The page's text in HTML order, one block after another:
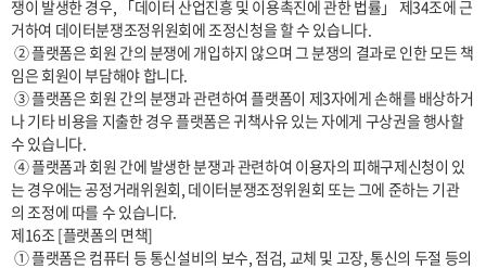
쟁이 발생한 경우, 「데이터 산업진흥 및 이용촉진에 관한 법률」 제34조에 근
거하여 데이터분쟁조정위원회에 조정신청을 할 수 있습니다.
임은 회원이 부담해야 합니다.
나 기타 비용을 지출한 경우 플랫폼은 귀책사유 있는 자에게 구상권을 행사할
수 있습니다.
는 경우에는 공정거래위원회, 데이터분쟁조정위원회 또는 그에 준하는 기관
의 조정에 따를 수 있습니다.
제16조 [플랫폼의 면책]